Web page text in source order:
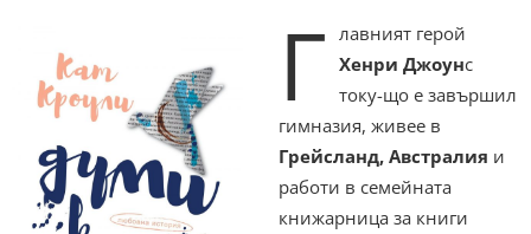
Г
лавният герой
Хенри Джоунс
току-що е завършил
гимназия, живее в
Грейсланд, Австралия и
работи в семейната
книжарница за книги